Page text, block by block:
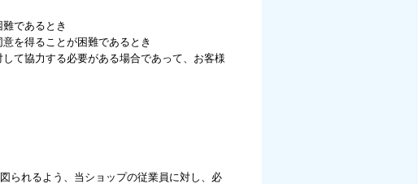
であるとき
を得ることが困難であるとき
て協力する必要がある場合であって、お客様
られるよう、当ショップの従業員に対し、必